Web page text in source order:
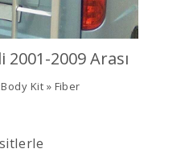
2009 Arası
Body Kit » Fiber